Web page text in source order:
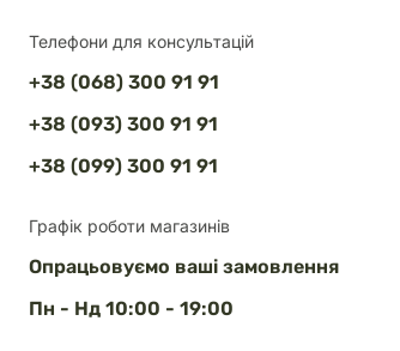
Телефони для консультацій
+38 (068) 300 91 91
+38 (093) 300 91 91
+38 (099) 300 91 91
Графік роботи магазинів
Опрацьовуємо ваші замовлення
Пн - Нд 10:00 - 19:00